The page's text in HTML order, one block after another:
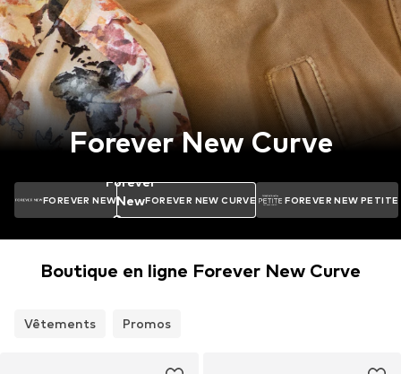
Forever New Curve
FOREVER NEW
Forever
New
Curve
FOREVER NEW CURVE FOREVER NEW PETITE
Boutique en ligne Forever New Curve
Vêtements Promos